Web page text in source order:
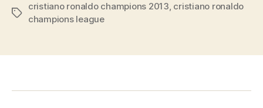
en
League”
Etiquetas
cristiano ronaldo champions 2013, cristiano ronaldo
champions league